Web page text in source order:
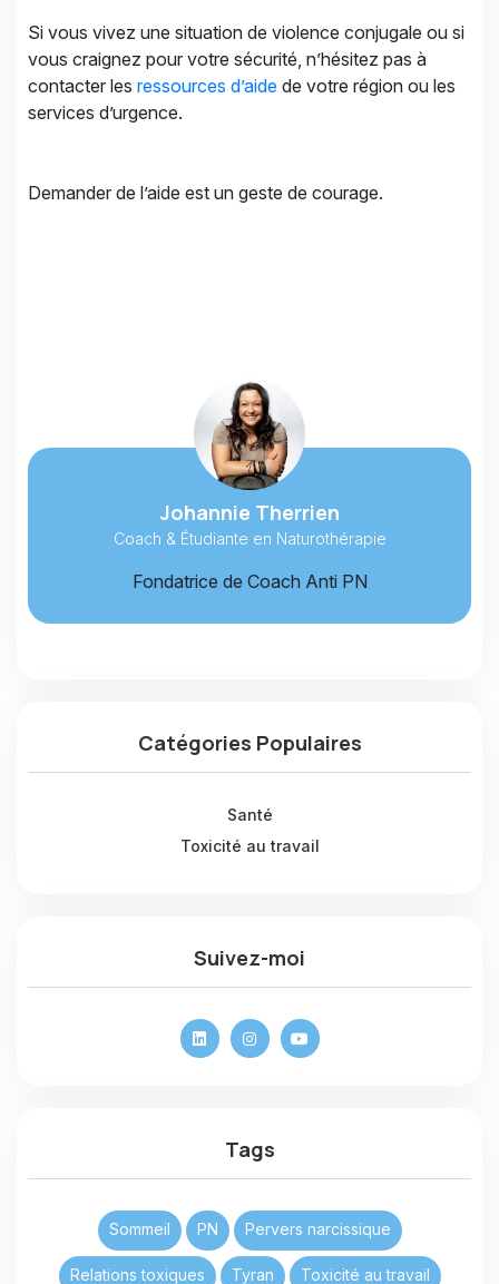
Si vous vivez une situation de violence conjugale ou si
vous craignez pour votre sécurité, n’hésitez pas à
contacter les ressources d’aide de votre région ou les
services d’urgence.
Demander de l’aide est un geste de courage.
Johannie Therrien
Coach & Étudiante en Naturothérapie
Fondatrice de Coach Anti PN
Catégories Populaires
Santé
Toxicité au travail
Suivez-moi
Tags
Sommeil PN Pervers narcissique
Relations toxiques Tyran Toxicité au travail